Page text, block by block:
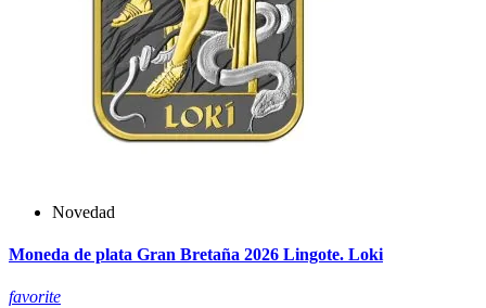
Novedad
Moneda de plata Gran Bretaña 2026 Lingote. Loki
favorite